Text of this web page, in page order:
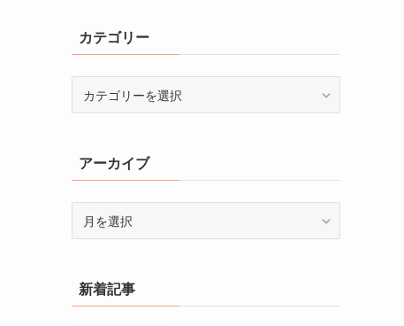
カテゴリー
ーアーカイブ
ブ
新着記事